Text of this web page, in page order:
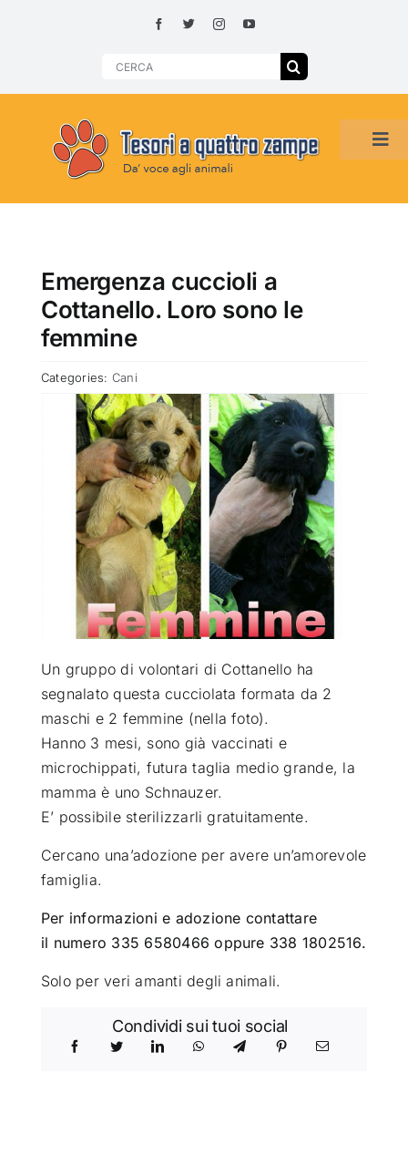
Search
HOME
SMARRITI O DA ADOTTARE
ADOTTATI O RITROVATI
ATTUALITÀ
CHI SIAMO
RUBRICHE
SEMPRE CON ME
Emergenza cuccioli a
Cottanello. Loro sono le
femmine
Categories: Cani
Un gruppo di volontari di Cottanello ha
segnalato questa cucciolata formata da 2
maschi e 2 femmine (nella foto).
Hanno 3 mesi, sono già vaccinati e
microchippati, futura taglia medio grande, la
mamma è uno Schnauzer.
E’ possibile sterilizzarli gratuitamente.
Cercano una’adozione per avere un’amorevole
famiglia.
Per informazioni e adozione contattare
il numero 335 6580466 oppure 338 1802516.
Solo per veri amanti degli animali.
Condividi sui tuoi social